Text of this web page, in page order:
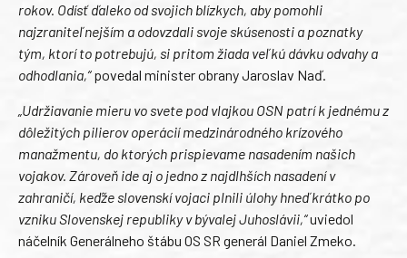
rokov. Odísť ďaleko od svojich blízkych, aby pomohli
najzraniteľnejším a odovzdali svoje skúsenosti a poznatky
tým, ktorí to potrebujú, si pritom žiada veľkú dávku odvahy a
odhodlania,“povedal minister obrany Jaroslav Naď.
„Udržiavanie mieru vo svete pod vlajkou OSN patrí k jednému z
dôležitých pilierov operácií medzinárodného krízového
manažmentu, do ktorých prispievame nasadením našich
vojakov. Zároveň ide aj o jedno z najdlhších nasadení v
zahraničí, keďže slovenskí vojaci plnili úlohy hneď krátko po
vzniku Slovenskej republiky v bývalej Juhoslávii,“uviedol
náčelník Generálneho štábu OS SR generál Daniel Zmeko.